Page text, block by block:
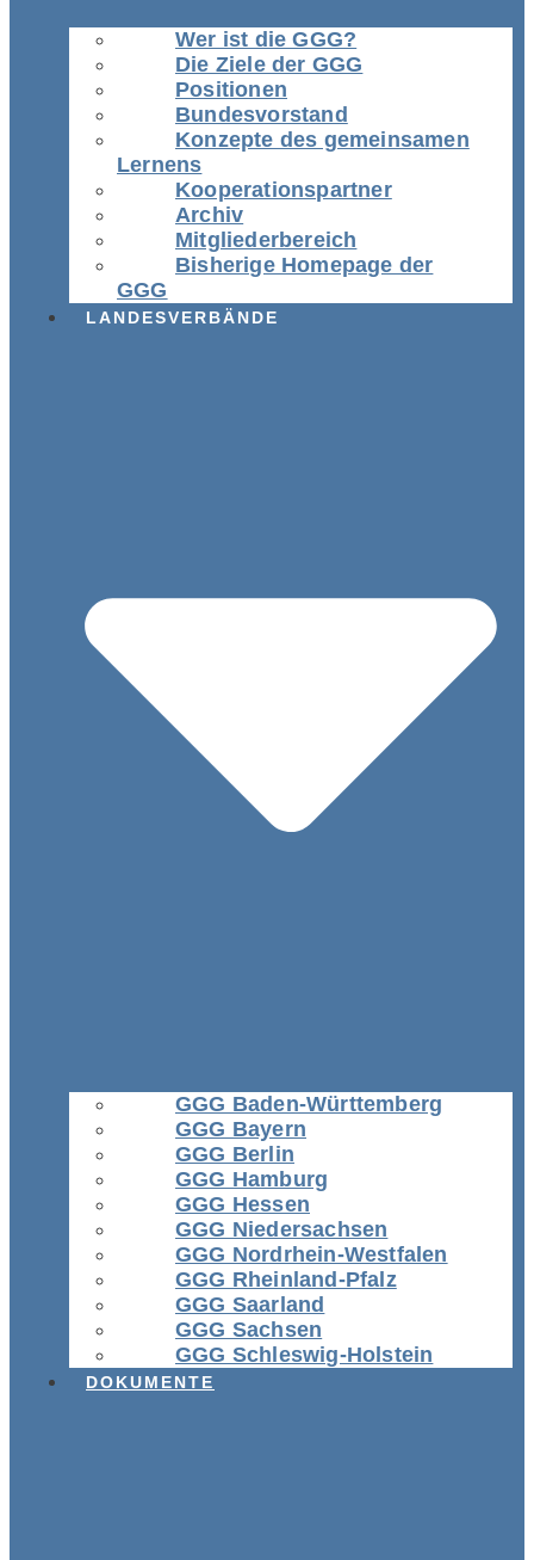
Wer ist die GGG?
Die Ziele der GGG
Positionen
Bundesvorstand
Konzepte des gemeinsamen
Lernens
Kooperationspartner
Archiv
Mitgliederbereich
Bisherige Homepage der
GGG
LANDESVERBÄNDE
GGG Baden-Württemberg
GGG Bayern
GGG Berlin
GGG Hamburg
GGG Hessen
GGG Niedersachsen
GGG Nordrhein-Westfalen
GGG Rheinland-Pfalz
GGG Saarland
GGG Sachsen
GGG Schleswig-Holstein
DOKUMENTE